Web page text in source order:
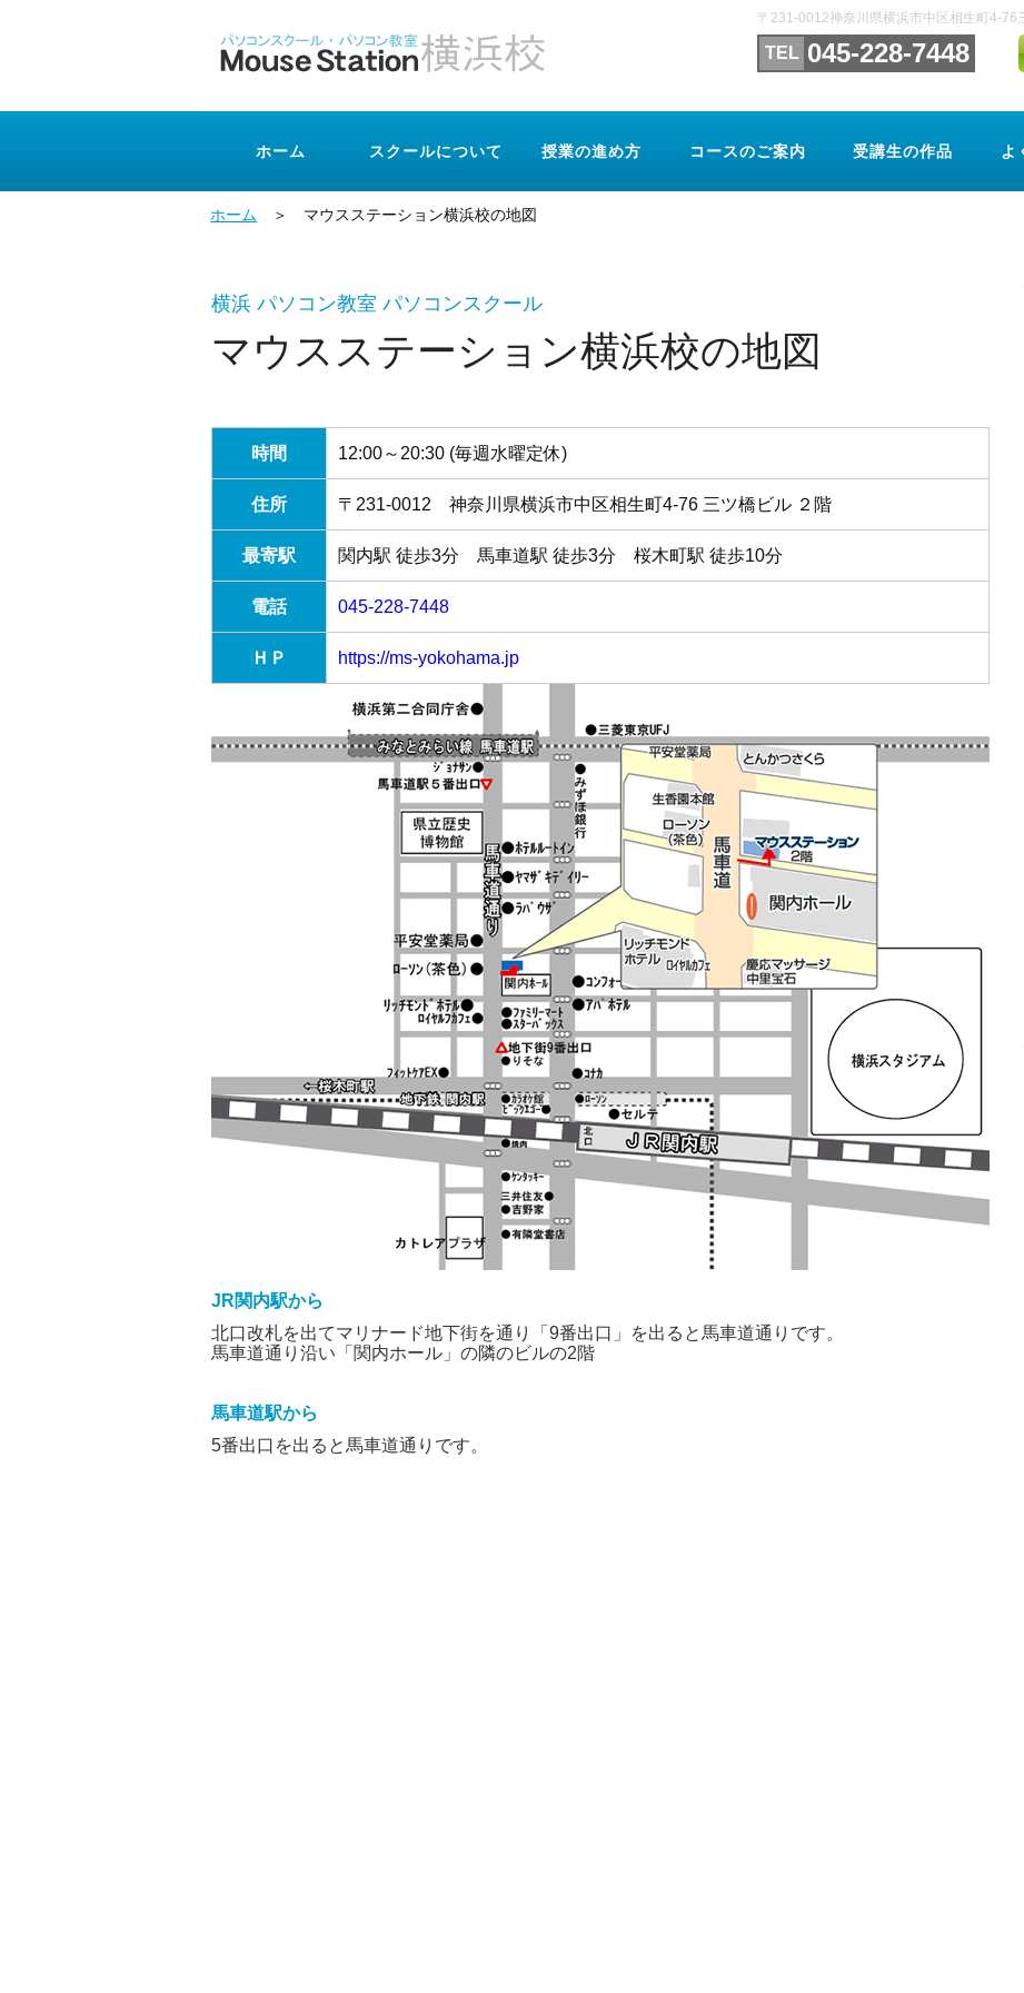
〒231-0012神奈川県横浜市中区相生町4-76
045-228-7448
ホーム スクールについて 授業の進め方 コースのご案内 受講生の作品 よ
ホーム ＞ マウスステーション横浜校の地図
横浜 パソコン教室 パソコンスクール
マウスステーション横浜校の地図
時間 12:00～20:30 (毎週水曜定休)
住所 〒231-0012 神奈川県横浜市中区相生町4-76 三ツ橋ビル ２階
最寄駅 関内駅 徒歩3分 馬車道駅 徒歩3分 桜木町駅 徒歩10分
電話 045-228-7448
ＨＰ https://ms-yokohama.jp
JR関内駅から
北口改札を出てマリナード地下街を通り「9番出口」を出ると馬車道通りです。
馬車道通り沿い「関内ホール」の隣のビルの2階
馬車道駅から
5番出口を出ると馬車道通りです。